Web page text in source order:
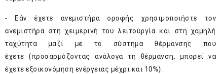
- Εάν έχετε ανεμιστήρα οροφής χρησιμοποιήστε τον
ανεμιστήρα στη χειμερινή του λειτουργία και στη χαμηλή
ταχύτητα μαζί με το σύστημα θέρμανσης που
έχετε (προσαρμόζοντας ανάλογα τη θέρμανση, μπορεί να
έχετε εξοικονόμηση ενέργειας μέχρι και 10%).